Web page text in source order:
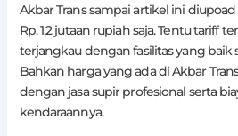
Akbar Trans sampai artikel ini
Rp. 1,2 jutaan rupiah saja. Tentu tariff
terjangkau dengan fasilitas yang baik
Bahkan harga yang ada di Akbar
dengan jasa supir profesional serta
kendaraannya.